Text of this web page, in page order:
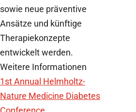
sowie neue präventive
Ansätze und künftige
Therapiekonzepte
entwickelt werden.
Weitere Informationen
1st Annual Helmholtz-
Nature Medicine Diabetes